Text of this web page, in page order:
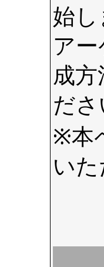
始
ア
成方
ださ
※本
いた